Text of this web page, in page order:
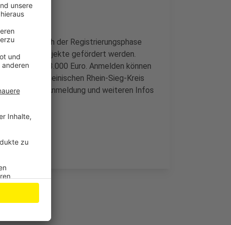
werden. Nach der Registrierungsphase
welche Projekte gefördert werden.
je 200 und 3.000 Euro. Anmelden können
dem linksrheinischen Rhein-Sieg-Kreis
Link zur Anmeldung und weiteren Infos